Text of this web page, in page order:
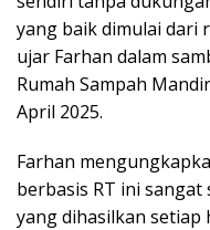
yang baik dimulai dari
ujar Farhan dalam
Rumah Sampah
April 2025.
Farhan
berbasis RT ini
yang dihasilkan setiap